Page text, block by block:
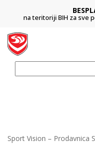
na teritoriji BIH za sve
Sport Vision – Prodavnica